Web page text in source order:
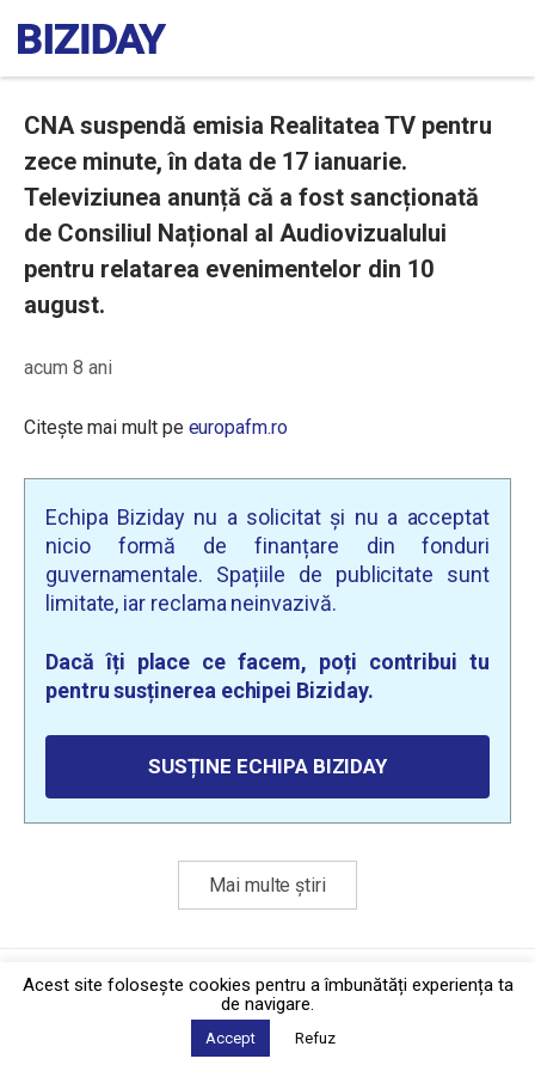
CNA suspendă emisia Realitatea TV pentru
zece minute, în data de 17 ianuarie.
Televiziunea anunță că a fost sancționată
de Consiliul Național al Audiovizualului
pentru relatarea evenimentelor din 10
august.
acum 8 ani
Citește mai mult pe europafm.ro
Echipa Biziday nu a solicitat și nu a acceptat
nicio formă de finanțare din fonduri
guvernamentale. Spațiile de publicitate sunt
limitate, iar reclama neinvazivă.
Dacă îți place ce facem, poți contribui tu
pentru susținerea echipei Biziday.
SUSȚINE ECHIPA BIZIDAY
Mai multe știri
Politica de confidențialitate·Contact
2026 © Biziday
Acest site foloseşte cookies pentru a îmbunătăți experiența ta
de navigare.
Accept Refuz